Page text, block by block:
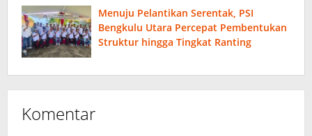
Menuju Pelantikan Serentak, PSI
Bengkulu Utara Percepat Pembentukan
Struktur hingga Tingkat Ranting
Komentar